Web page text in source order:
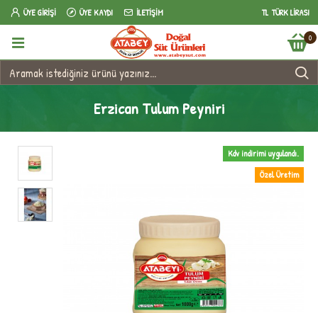
ÜYE GIRIŞI ÜYE KAYDI İLETIŞIM TL TÜRK LIRASI
0
Erzican Tulum Peyniri
Özel Üretim
Kdv indirimi uygulandı.